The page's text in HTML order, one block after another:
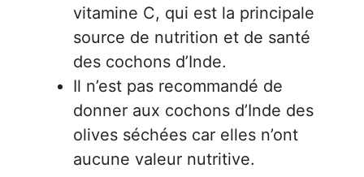
vitamine C, qui est la principale
source de nutrition et de santé
des cochons d’Inde.
Il n’est pas recommandé de
donner aux cochons d’Inde des
olives séchées car elles n’ont
aucune valeur nutritive.